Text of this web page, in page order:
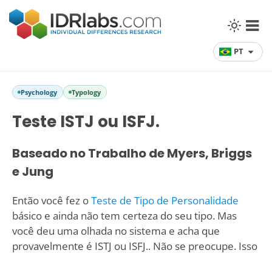
PT
Psychology Typology
Teste ISTJ ou ISFJ.
Baseado no Trabalho de Myers, Briggs
e Jung
Então você fez oTeste de Tipo de Personalidade
básico e ainda não tem certeza do seu tipo. Mas
você deu uma olhada no sistema e acha que
provavelmente é ISTJ ou ISFJ.. Não se preocupe. Isso